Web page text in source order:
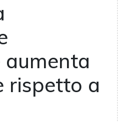
rispetto a